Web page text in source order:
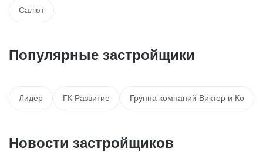
Салют
Популярные застройщики
Лидер ГК Развитие Группа компаний Виктор и Ко
Новости застройщиков